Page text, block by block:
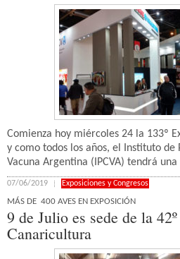
Comienza hoy miércoles 24 la 133º
y como todos los años, el Instituto de
Vacuna Argentina (IPCVA) tendrá
07/06/2019 Exposiciones y Congresos
MÁS DE 400 AVES EN EXPOSICIÓN
9 de Julio es sede de la
Canaricultura